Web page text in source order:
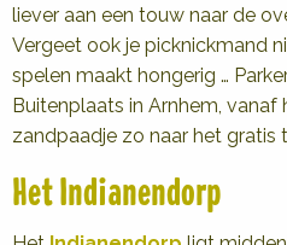
liever aan een touw naar de
Vergeet ook je picknickmand
spelen maakt hongerig …
Buitenplaats in Arnhem, vanaf
zandpaadje zo naar het gratis
Het Indianendorp